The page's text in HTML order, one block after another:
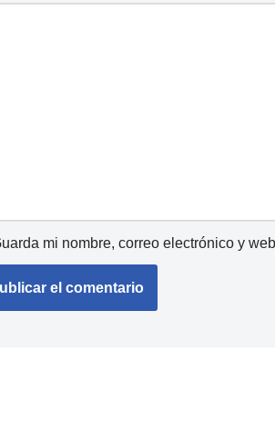
mi nombre, correo electrónico y